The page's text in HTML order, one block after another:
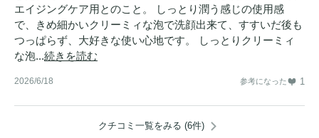
エイジングケア用とのこと。 しっとり潤う感じの使用感
で、きめ細かいクリーミィな泡で洗顔出来て、すすいだ後も
つっぱらず、大好きな使い心地です。 しっとりクリーミィ
な泡...続きを読む
2026/6/18 参考になった 1
クチコミ一覧をみる (6件)